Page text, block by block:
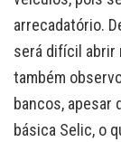
arrecadatório.
será difícil abrir
também
bancos, apesar
básica Selic, o